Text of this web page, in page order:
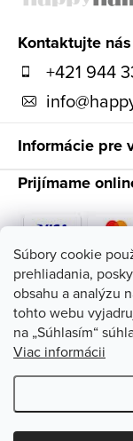
Súbory cookie
prehliadania,
obsahu a analýzu
tohto webu
na „Súhlasím“
Viac informácii
Kontaktujte nás
+421 944
info@
Informácie pre
Prijímame
Sledujte nás
Copyright 2026